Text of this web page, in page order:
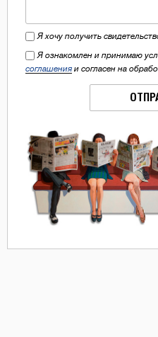
Я хочу получить
Я ознакомлен и принимаю
соглашения и согласен на